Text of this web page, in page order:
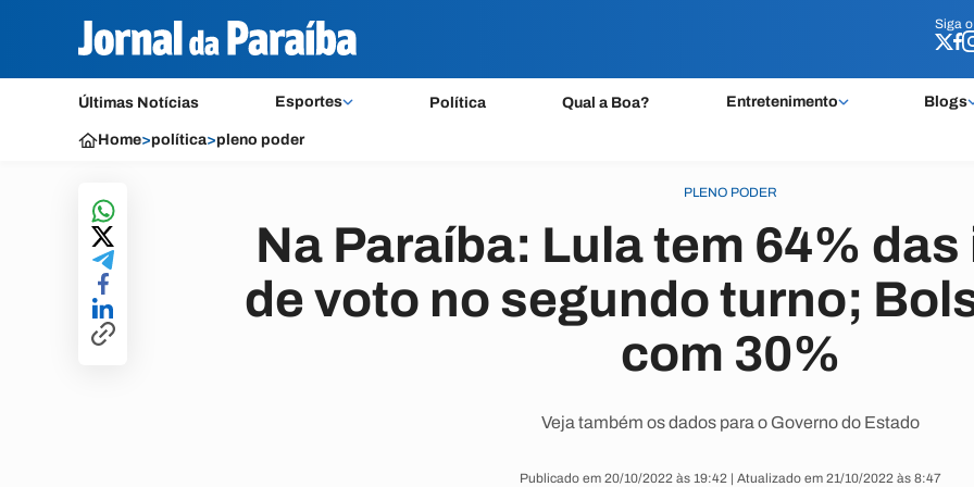
Siga o
Últimas Notícias Esportes Política Qual a Boa? Entretenimento Blogs
Siga o
Home>política>pleno poder
PLENO PODER
Na Paraíba: Lula tem 64%
de voto no segundo turno;
com 30%
Veja também os dados para o Governo do Estado
Publicado em 20/10/2022 às 19:42 | Atualizado em 21/10/2022 às 8:47